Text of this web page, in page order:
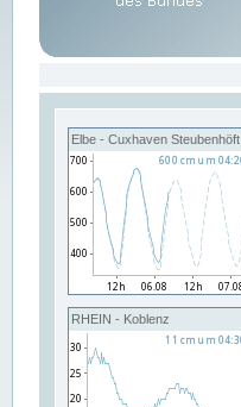
Elbe - Cuxhaven Steubenhöft
RHEIN - Koblenz